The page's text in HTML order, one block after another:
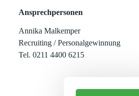
Ansprechpersonen
Annika Malkemper
Recruiting / Personalgewinnung
Tel. 0211 4400 6215